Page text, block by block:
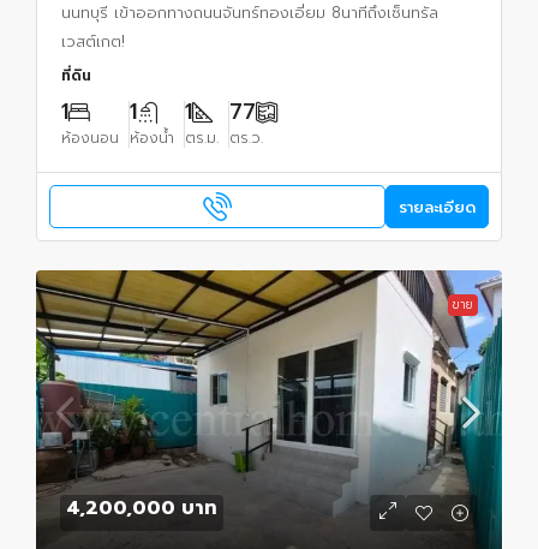
นนทบุรี เข้าออกทางถนนจันทร์ทองเอี่ยม 8นาทีถึงเซ็นทรัล
เวสต์เกต!
ที่ดิน
1
ห้องนอน
1
ห้องน้ำ
1
ตร.ม.
77
ตร.ว.
รายละเอียด
ขาย
4,200,000 บาท